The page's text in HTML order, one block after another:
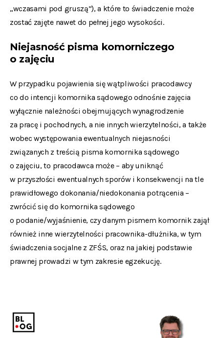
„wczasami pod gruszą”), a które to świadczenie może
zostać zajęte nawet do pełnej jego wysokości.
Niejasność pisma komorniczego
o zajęciu
W przypadku pojawienia się wątpliwości pracodawcy
co do intencji komornika sądowego odnośnie zajęcia
wyłącznie należności obejmujących wynagrodzenie
za pracę i pochodnych, a nie innych wierzytelności, a także
wobec występowania ewentualnych niejasności
związanych z treścią pisma komornika sądowego
o zajęciu, to pracodawca może – aby uniknąć
w przyszłości ewentualnych sporów i konsekwencji na tle
prawidłowego dokonania/niedokonania potrącenia –
zwrócić się do komornika sądowego
o podanie/wyjaśnienie, czy danym pismem komornik zajął
również inne wierzytelności pracownika-dłużnika, w tym
świadczenia socjalne z ZFŚS, oraz na jakiej podstawie
prawnej prowadzi w tym zakresie egzekucję.